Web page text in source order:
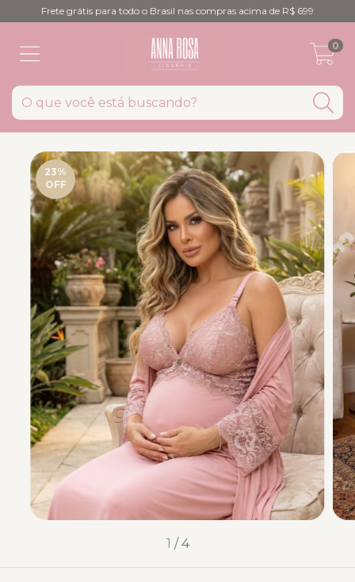
Frete grátis para todo o Brasil nas compras acima de R$ 699
0
23%
OFF
1 /4